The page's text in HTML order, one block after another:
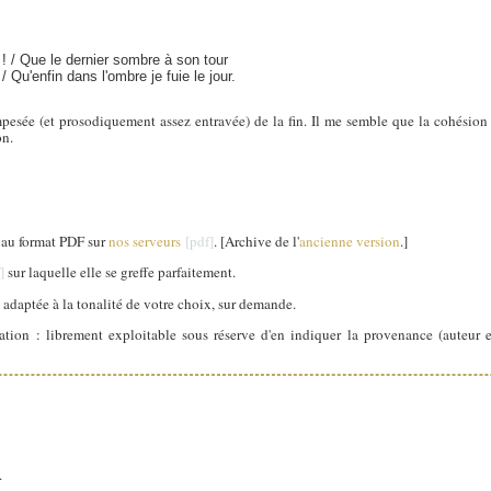
/ Que le dernier sombre à son tour
Qu'enfin dans l'ombre je fuie le jour.
(et prosodiquement assez entravée) de la fin. Il me semble que la
format PDF surnos serveurs . [Archive de l'ancienne version.]
sur laquelle elle se greffe parfaitement.
à la tonalité de votre choix, sur demande.
: librement exploitable sous réserve d'en indiquer la provenance (auteur
.